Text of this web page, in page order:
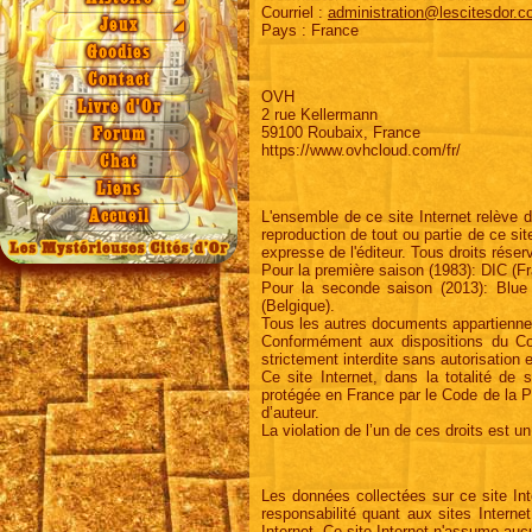
Jeux
NAEZ
Saison 3
Saison 4
Saison 2
Saison 3
Saison 4
Origine
Légende
Jeux ◢
Quiz 1a
Quiz 1b
Quiz 2
Quiz 3
Quiz 4
Grille 1
Grille 2
Puzzle
Goodies
Contact
Livre d'Or
Forum
Chat
Liens
Accueil
Courriel :
Pays : France
OVH
2 rue Kellermann
59100 Roubaix, France
https://www.ovhcloud.com/fr/
L'ensemble de ce site Internet relève
reproduction de tout ou partie de ce
expresse de l'éditeur. Tous droits
Pour la première saison (1983): DIC
Pour la seconde saison (2013):
(Belgique).
Tous les autres documents
Conformément aux dispositions du
strictement interdite sans autorisation
Ce site Internet, dans la totalité de
protégée en France par le Code de la
d’auteur.
La violation de l’un de ces droits est
Les données collectées sur ce site
responsabilité quant aux sites